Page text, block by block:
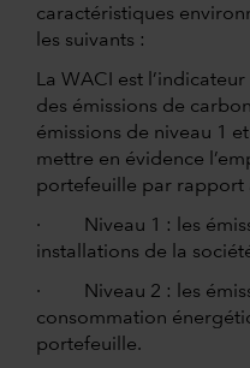
caractéristiques
les suivants :
La WACI est
des émissions de
émissions de niveau 1
mettre en évidence
portefeuille par rapport
· Niveau 1 : les
installations de la
· Niveau 2 : les
consommation
portefeuille.